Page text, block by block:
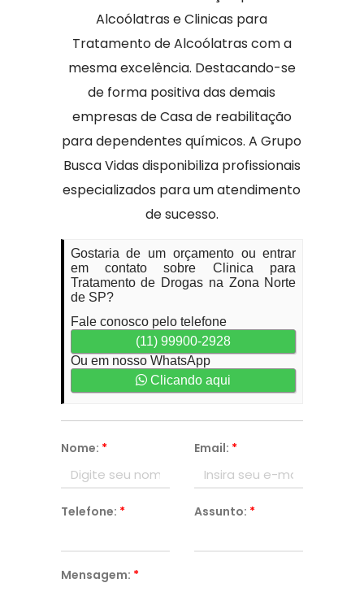
Alcoólatras e Clinicas para
Tratamento de Alcoólatras com a
mesma excelência. Destacando-se
de forma positiva das demais
empresas de Casa de reabilitação
para dependentes químicos. A Grupo
Busca Vidas disponibiliza profissionais
especializados para um atendimento
de sucesso.
Gostaria de um orçamento ou entrar
em contato sobre Clinica para
Tratamento de Drogas na Zona Norte
de SP?
Fale conosco pelo telefone
(11) 99900-2928
Ou em nosso WhatsApp
Clicando aqui
Nome: * Email: *
Telefone: * Assunto: *
Mensagem: *